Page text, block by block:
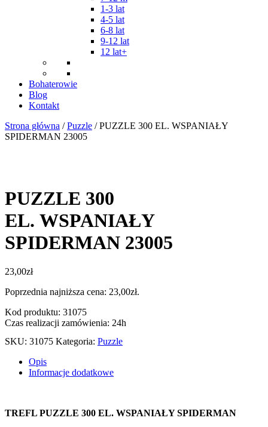
1-3 lat
4-5 lat
6-8 lat
9-12 lat
12 lat+
Bohaterowie
Blog
Kontakt
Strona główna /Puzzle / PUZZLE 300 EL. WSPANIAŁY
SPIDERMAN 23005
PUZZLE 300
EL. WSPANIAŁY
SPIDERMAN 23005
23,00zł
Poprzednia najniższa cena: 23,00zł.
Kod produktu: 31075
Czas realizacji zamówienia: 24h
SKU: 31075 Kategoria: Puzzle
Opis
Informacje dodatkowe
TREFL PUZZLE 300 EL. WSPANIAŁY SPIDERMAN